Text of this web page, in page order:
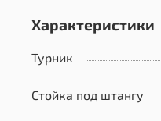
Характеристики
Турник
Стойка под штангу